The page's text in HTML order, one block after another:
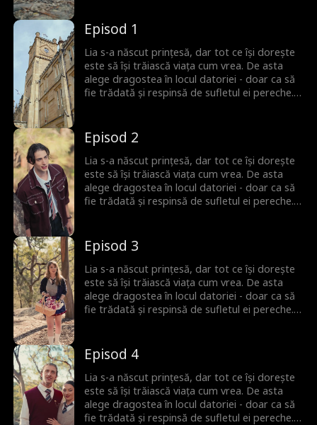
partener cu propriile secrete, e aruncată într-
o lume a puterii, înșelăciunii și a noilor șanse.
Acum, Lia a terminat cu regulile. E timpul să-și
revendice tronul - și să-i facă pe toți cei care
au subestimat-o să regrete!
Episod 1
Lia s-a născut prințesă, dar tot ce își dorește
este să își trăiască viața cum vrea. De asta
alege dragostea în locul datoriei - doar ca să
fie trădată și respinsă de sufletul ei pereche.
partener cu propriile secrete, e aruncată într-
o lume a puterii, înșelăciunii și a noilor șanse.
Acum, Lia a terminat cu regulile. E timpul să-și
revendice tronul - și să-i facă pe toți cei care
au subestimat-o să regrete!
Episod 2
Lia s-a născut prințesă, dar tot ce își dorește
este să își trăiască viața cum vrea. De asta
alege dragostea în locul datoriei - doar ca să
fie trădată și respinsă de sufletul ei pereche.
partener cu propriile secrete, e aruncată într-
o lume a puterii, înșelăciunii și a noilor șanse.
Acum, Lia a terminat cu regulile. E timpul să-și
revendice tronul - și să-i facă pe toți cei care
au subestimat-o să regrete!
Episod 3
Lia s-a născut prințesă, dar tot ce își dorește
este să își trăiască viața cum vrea. De asta
alege dragostea în locul datoriei - doar ca să
fie trădată și respinsă de sufletul ei pereche.
partener cu propriile secrete, e aruncată într-
o lume a puterii, înșelăciunii și a noilor șanse.
Acum, Lia a terminat cu regulile. E timpul să-și
revendice tronul - și să-i facă pe toți cei care
au subestimat-o să regrete!
Episod 4
Lia s-a născut prințesă, dar tot ce își dorește
este să își trăiască viața cum vrea. De asta
alege dragostea în locul datoriei - doar ca să
fie trădată și respinsă de sufletul ei pereche.